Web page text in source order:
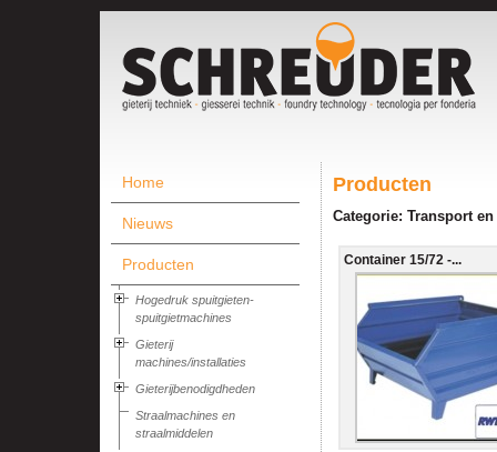
Home
Nieuws
Producten
Hogedruk spuitgieten-
spuitgietmachines
Gieterij
machines/installaties
Gieterijbenodigdheden
Straalmachines en
straalmiddelen
Producten
Categorie: Transport
Container 15/72 -...